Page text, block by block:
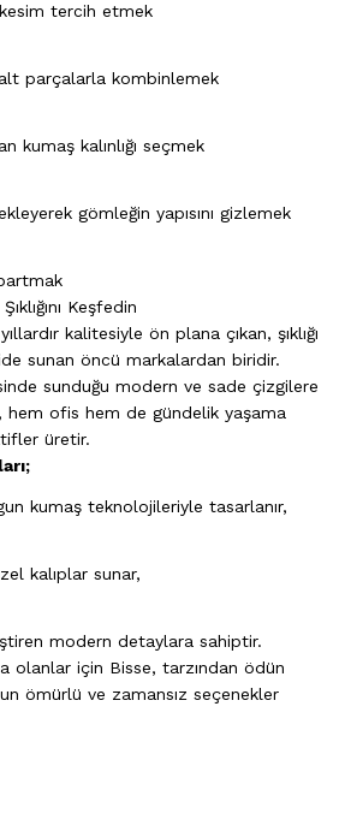
tercih etmek
parçalarla kombinlemek
kumaş kalınlığı seçmek
gömleğin yapısını gizlemek
Keşfedin
kalitesiyle ön plana çıkan, şıklığı
sunan öncü markalardan biridir.
sunduğu modern ve sade çizgilere
hem ofis hem de gündelik yaşama
üretir.
kumaş teknolojileriyle tasarlanır,
kalıplar sunar,
modern detaylara sahiptir.
olanlar için Bisse, tarzından ödün
ömürlü ve zamansız seçenekler